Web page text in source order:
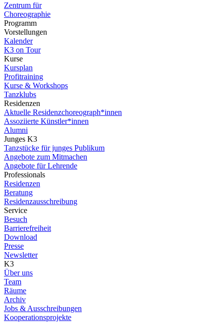
Zentrum für
Choreographie
Programm
Vorstellungen
Kalender
K3 on Tour
Kurse
Kursplan
Profitraining
Kurse & Workshops
Tanzklubs
Residenzen
Aktuelle Residenzchoreograph*innen
Assoziierte Künstler*innen
Alumni
Junges K3
Tanzstücke für junges Publikum
Angebote zum Mitmachen
Angebote für Lehrende
Professionals
Residenzen
Beratung
Residenzausschreibung
Service
Besuch
Barrierefreiheit
Download
Presse
Newsletter
K3
Über uns
Team
Räume
Archiv
Jobs & Ausschreibungen
Kooperationsprojekte